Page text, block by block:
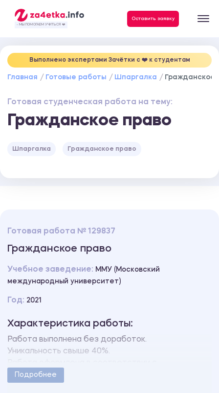
- МЫ ПОМОГАЕМ УЧИТЬСЯ ❤️
Оставить заявку
Выполнено экспертами Зачётки c ❤️ к студентам
Главная Готовые работы Шпаргалка Гражданское
Готовая студенческая работа на тему:
Гражданское право
Шпаргалка Гражданское право
Готовая работа № 129837
Гражданское право
Учебное заведение: ММУ (Московский
международный университет)
Год: 2021
Характеристика работы:
Работа выполнена без доработок.
Уникальность свыше 40%.
методическими указаниями учебного заведения.
Подробнее